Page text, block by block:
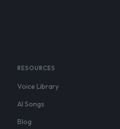
RESOURCES
Voice Library
AI Songs
Blog